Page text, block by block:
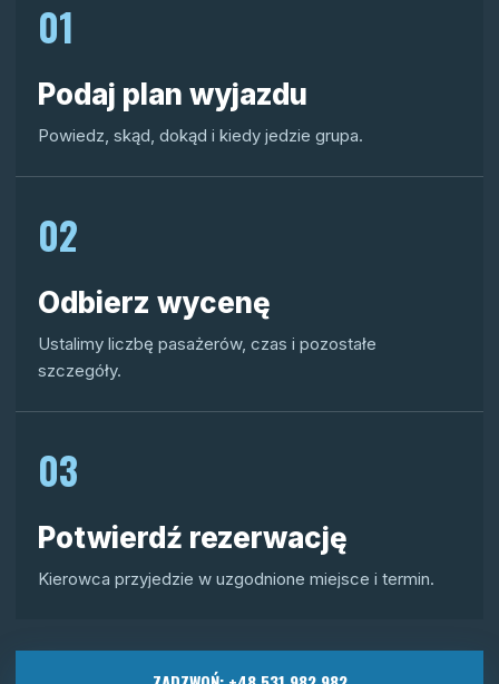
01
Podaj plan wyjazdu
Powiedz, skąd, dokąd i kiedy jedzie grupa.
02
Odbierz wycenę
Ustalimy liczbę pasażerów, czas i pozostałe
szczegóły.
03
Potwierdź rezerwację
Kierowca przyjedzie w uzgodnione miejsce i termin.